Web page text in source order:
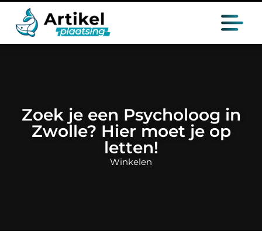
Zoek je een Psycholoog in
Zwolle? Hier moet je op
letten!
Winkelen